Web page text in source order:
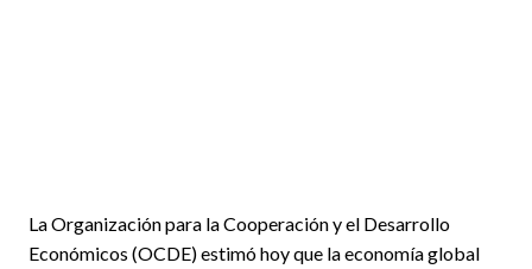
La Organización para la Cooperación y el Desarrollo
Económicos (OCDE) estimó hoy que la economía global